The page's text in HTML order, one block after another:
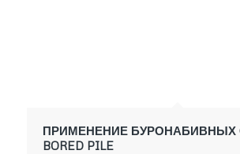
ПРИМЕНЕНИЕ БУРОНАБИВНЫХ
BORED PILE